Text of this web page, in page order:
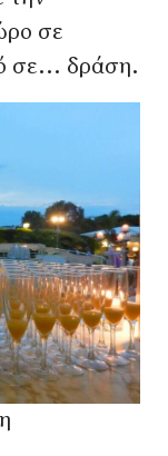
σε
σε... δράση.